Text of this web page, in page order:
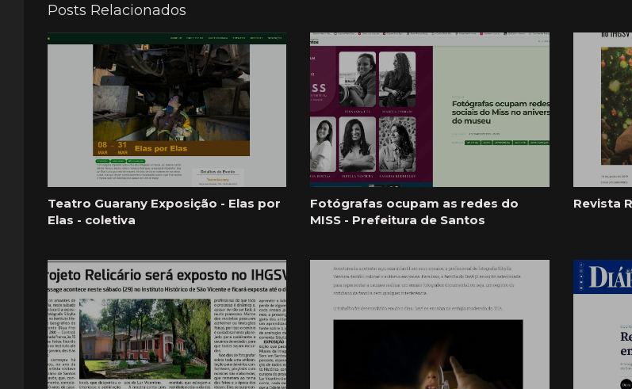
Posts Relacionados
Teatro Guarany Exposição - Elas por
Elas - coletiva
Fotógrafas ocupam as redes do
MISS - Prefeitura de Santos
Revista